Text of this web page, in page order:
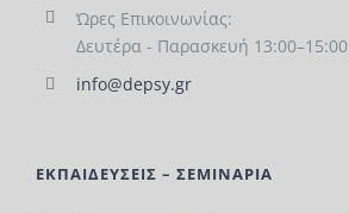
Ώρες Επικοινωνίας:
Δευτέρα - Παρασκευή 13:00–15:00
info@depsy.gr
ΕΚΠΑΙΔΕΥΣΕΙΣ – ΣΕΜΙΝΑΡΙΑ